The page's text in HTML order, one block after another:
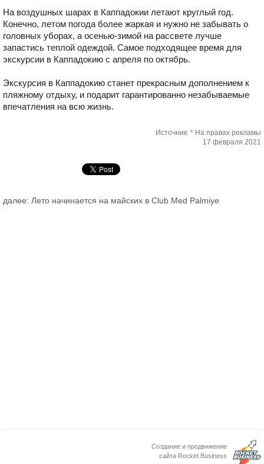
На воздушных шарах в Каппадокии летают круглый год.
Конечно, летом погода более жаркая и нужно не забывать о
головных уборах, а осенью-зимой на рассвете лучше
запастись теплой одеждой. Самое подходящее время для
экскурсии в Каппадокию с апреля по октябрь.
Экскурсия в Каппадокию станет прекрасным дополнением к
пляжному отдыху, и подарит гарантированно незабываемые
впечатления на всю жизнь.
Источник: * На правах рекламы
17 февраля 2021
далее: Лето начинается на майских в Club Med Palmiye
Создание и продвижение
сайта Rocket Business